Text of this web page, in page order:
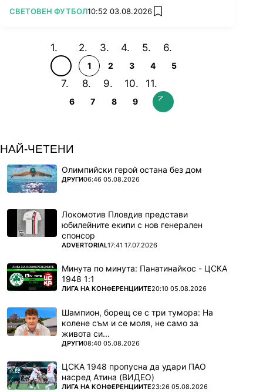
ПОВЕЧЕ ОТ
СВЕТОВЕН ФУТБОЛ10:52 03.08.2026 add favorites
1 2 3 4 5
6 7 8 9
НАЙ-ЧЕТЕНИ
Олимпийски герой остана без дом
ПОВЕЧЕ ОТ
ДРУГИ06:46 05.08.2026
Локомотив Пловдив представи
юбилейните екипи с нов генерален
спонсор
ПОВЕЧЕ ОТ
ADVERTORIAL17:41 17.07.2026
Минута по минута: Панатинайкос - ЦСКА
1948 1:1
ПОВЕЧЕ ОТ
ЛИГА НА КОНФЕРЕНЦИИТЕ20:10 05.08.2026
Шампион, борещ се с три тумора: На
колене съм и се моля, не само за
живота си...
ПОВЕЧЕ ОТ
ДРУГИ08:40 05.08.2026
ЦСКА 1948 пропусна да удари ПАО
насред Атина (ВИДЕО)
ПОВЕЧЕ ОТ
ЛИГА НА КОНФЕРЕНЦИИТЕ23:26 05.08.2026